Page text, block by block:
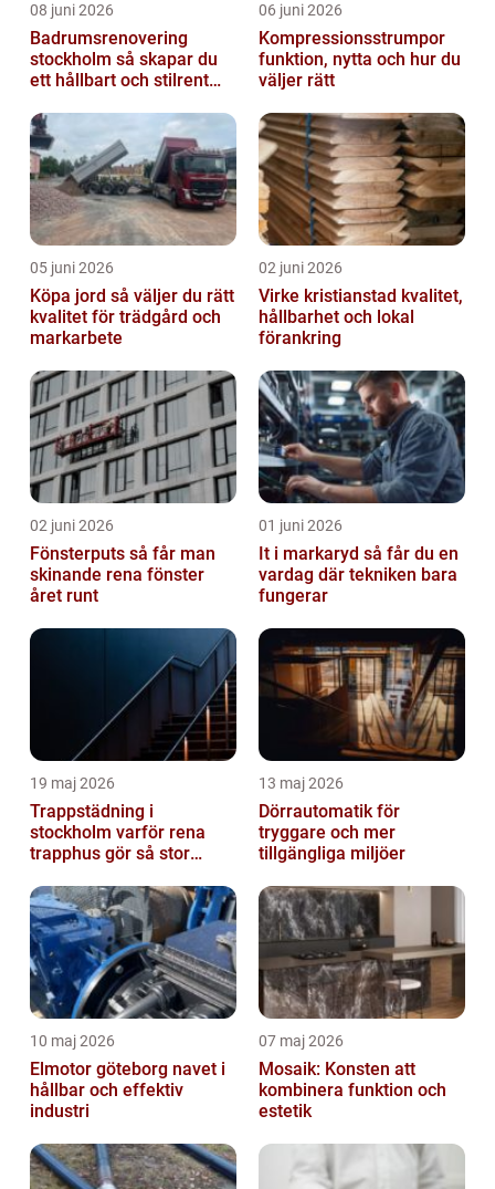
08 juni 2026
Badrumsrenovering
stockholm så skapar du
ett hållbart och stilrent
06 juni 2026
Kompressionsstrumpor
funktion, nytta och hur du
väljer rätt
05 juni 2026
Köpa jord så väljer du rätt
kvalitet för trädgård och
markarbete
02 juni 2026
Virke kristianstad kvalitet,
hållbarhet och lokal
förankring
02 juni 2026
Fönsterputs så får man
skinande rena fönster
året runt
01 juni 2026
It i markaryd så får du en
vardag där tekniken bara
fungerar
19 maj 2026
Trappstädning i
stockholm varför rena
trapphus gör så stor
13 maj 2026
Dörrautomatik för
tryggare och mer
tillgängliga miljöer
10 maj 2026
Elmotor göteborg navet i
hållbar och effektiv
industri
07 maj 2026
Mosaik: Konsten att
kombinera funktion och
estetik